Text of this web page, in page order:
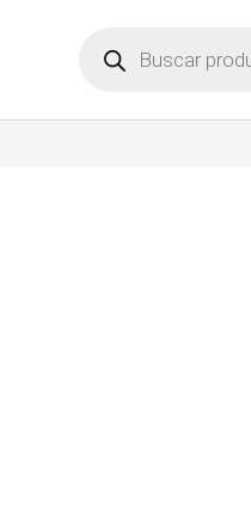
productos